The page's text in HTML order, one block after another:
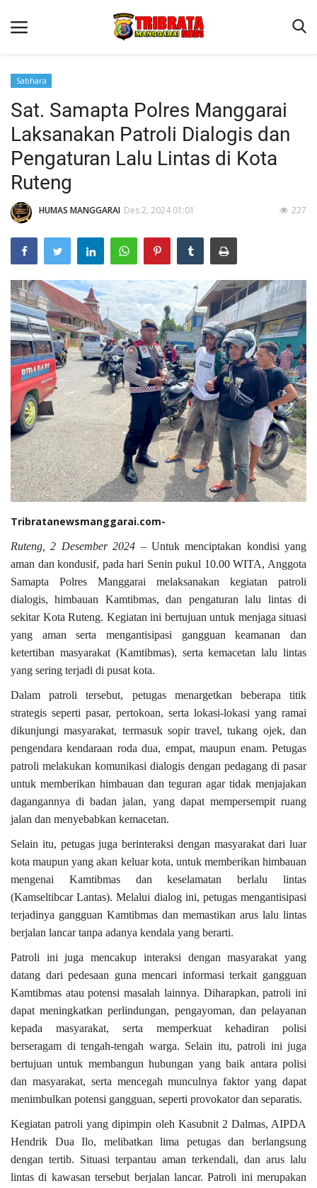
Beranda
Binkam
Kapolres Manggarai Imbau Masyarakat Waspada Cuaca
Kapolres Manggarai Imbau Masyarakat Waspada Cuaca
Reskrim
Lantas
Giat Ops
Polisi Kita
Mitra Polisi
Sabhara
Sat. Samapta Polres Manggarai
Laksanakan Patroli Dialogis dan
Pengaturan Lalu Lintas di Kota
Ruteng
HUMAS MANGGARAI Des 2, 2024 01:01 227
Tribratanewsmanggarai.com-
Ruteng, 2 Desember 2024 – Untuk menciptakan kondisi yang
aman dan kondusif, pada hari Senin pukul 10.00 WITA, Anggota
Samapta Polres Manggarai melaksanakan kegiatan patroli
dialogis, himbauan Kamtibmas, dan pengaturan lalu lintas di
sekitar Kota Ruteng. Kegiatan ini bertujuan untuk menjaga situasi
yang aman serta mengantisipasi gangguan keamanan dan
ketertiban masyarakat (Kamtibmas), serta kemacetan lalu lintas
yang sering terjadi di pusat kota.
Dalam patroli tersebut, petugas menargetkan beberapa titik
strategis seperti pasar, pertokoan, serta lokasi-lokasi yang ramai
dikunjungi masyarakat, termasuk sopir travel, tukang ojek, dan
pengendara kendaraan roda dua, empat, maupun enam. Petugas
patroli melakukan komunikasi dialogis dengan pedagang di pasar
untuk memberikan himbauan dan teguran agar tidak menjajakan
dagangannya di badan jalan, yang dapat mempersempit ruang
jalan dan menyebabkan kemacetan.
Selain itu, petugas juga berinteraksi dengan masyarakat dari luar
kota maupun yang akan keluar kota, untuk memberikan himbauan
mengenai Kamtibmas dan keselamatan berlalu lintas
(Kamseltibcar Lantas). Melalui dialog ini, petugas mengantisipasi
terjadinya gangguan Kamtibmas dan memastikan arus lalu lintas
berjalan lancar tanpa adanya kendala yang berarti.
Patroli ini juga mencakup interaksi dengan masyarakat yang
datang dari pedesaan guna mencari informasi terkait gangguan
Kamtibmas atau potensi masalah lainnya. Diharapkan, patroli ini
dapat meningkatkan perlindungan, pengayoman, dan pelayanan
kepada masyarakat, serta memperkuat kehadiran polisi
berseragam di tengah-tengah warga. Selain itu, patroli ini juga
bertujuan untuk membangun hubungan yang baik antara polisi
dan masyarakat, serta mencegah munculnya faktor yang dapat
menimbulkan potensi gangguan, seperti provokator dan separatis.
Kegiatan patroli yang dipimpin oleh Kasubnit 2 Dalmas, AIPDA
Hendrik Dua Ilo, melibatkan lima petugas dan berlangsung
dengan tertib. Situasi terpantau aman terkendali, dan arus lalu
lintas di kawasan tersebut berjalan lancar. Patroli ini merupakan